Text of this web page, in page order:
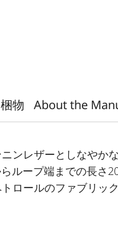
物 About the
ンレザーとしなやか
ループ端までの長さ
ロールのファブリッ